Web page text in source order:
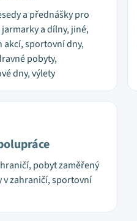
a přednášky pro
a dílny, jiné,
akcí, sportovní dny,
pobyty,
dny, výlety
pobyt zaměřený
zahraničí, sportovní